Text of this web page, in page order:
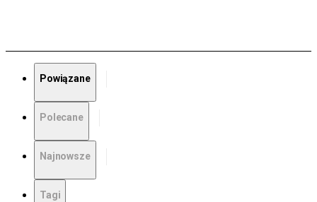
Powiązane
Polecane
Najnowsze
Tagi